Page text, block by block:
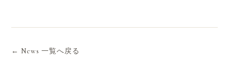
← News 一覧へ戻る